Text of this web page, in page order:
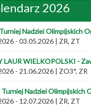
2026
Nadziei Olimpijskich
- 03.05.2026 | ZR, ZT
LAUR WIELKOPOLSKI -
- 21.06.2026 | ZO3*, ZR
Nadziei Olimpijskich
- 12.07.2026 | ZR, ZT